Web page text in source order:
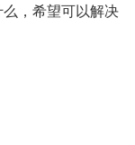
，希望可以解决